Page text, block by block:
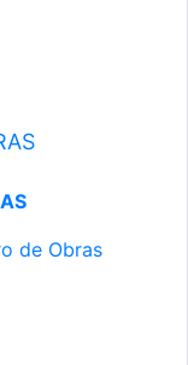
de Obras